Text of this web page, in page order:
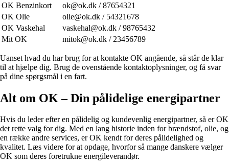
OK Benzinkort
ok@ok.dk / 87654321
OK Olie
olie@ok.dk / 54321678
OK Vaskehal
vaskehal@ok.dk / 98765432
Mit OK
mitok@ok.dk / 23456789
Uanset hvad du har brug for at kontakte OK angående, så står de klar
til at hjælpe dig. Brug de ovenstående kontaktoplysninger, og få svar
på dine spørgsmål i en fart.
Alt om OK – Din pålidelige energipartner
Hvis du leder efter en pålidelig og kundevenlig energipartner, så er OK
det rette valg for dig. Med en lang historie inden for brændstof, olie, og
en række andre services, er OK kendt for deres pålidelighed og
kvalitet. Læs videre for at opdage, hvorfor så mange danskere vælger
OK som deres foretrukne energileverandør.